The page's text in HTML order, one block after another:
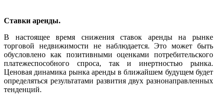
Ставки аренды.
В настоящее время снижения ставок аренды на рынке
торговой недвижимости не наблюдается. Это может быть
обусловлено как позитивными оценками потребительского
платежеспособного спроса, так и инертностью рынка.
Ценовая динамика рынка аренды в ближайшем будущем будет
определяться результатами развития двух разнонаправленных
тенденций.